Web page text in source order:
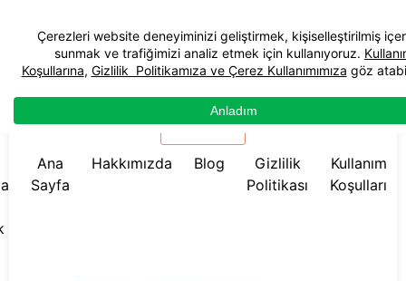
☰ Menü
Ana
Sayfa
Hakkımızda Blog
Gizlilik
Politikası
Kullanım
Koşulları